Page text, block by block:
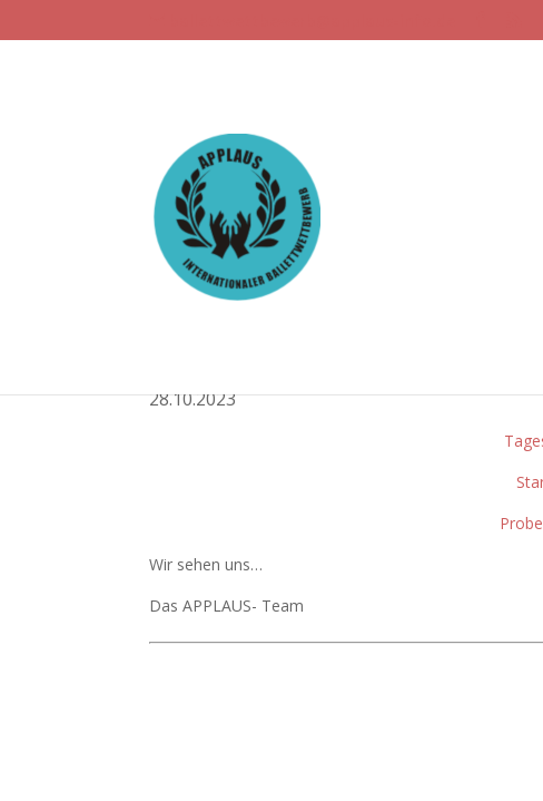
22. Ballettwettbewerb:
22.10.2023|Allgemein,
28.10.2023
Wir sehen uns…
Das APPLAUS- Team